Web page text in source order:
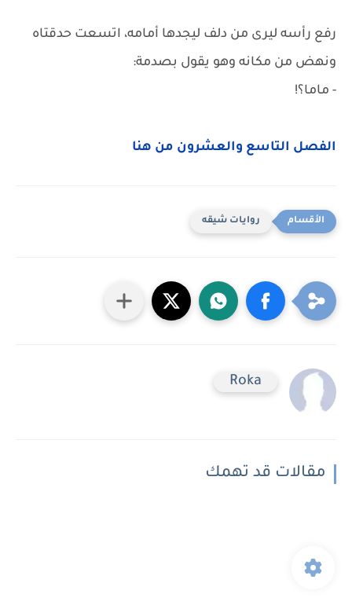
رفع رأسه ليرى من دلف ليجدها أمامه، اتسعت حدقتاه
ونهض من مكانه وهو يقول بصدمة:
- ماما؟!
الفصل التاسع والعشرون من هنا
روايات شيقه
Roka
مقالات قد تهمك